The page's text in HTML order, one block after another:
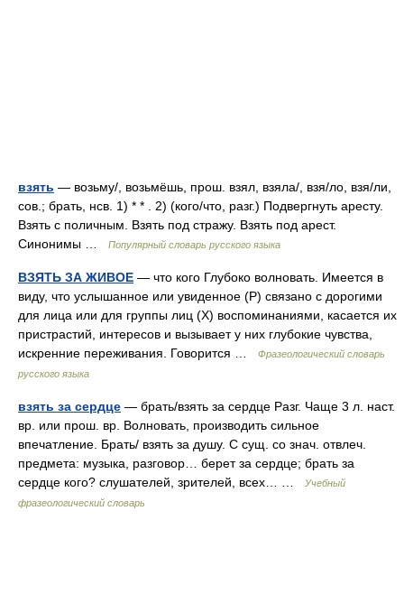
взять — возьму/, возьмёшь, прош. взял, взяла/, взя/ло, взя/ли,
сов.; брать, нсв. 1) * * . 2) (кого/что, разг.) Подвергнуть аресту.
Взять с поличным. Взять под стражу. Взять под арест.
Синонимы …
Популярный словарь русского языка
ВЗЯТЬ ЗА ЖИВОЕ — что кого Глубоко волновать. Имеется в
виду, что услышанное или увиденное (Р) связано с дорогими
для лица или для группы лиц (Х) воспоминаниями, касается их
пристрастий, интересов и вызывает у них глубокие чувства,
искренние переживания. Говорится …
Фразеологический словарь
русского языка
взять за сердце — брать/взять за сердце Разг. Чаще 3 л. наст.
вр. или прош. вр. Волновать, производить сильное
впечатление. Брать/ взять за душу. С сущ. со знач. отвлеч.
предмета: музыка, разговор… берет за сердце; брать за
сердце кого? слушателей, зрителей, всех… …
Учебный
фразеологический словарь